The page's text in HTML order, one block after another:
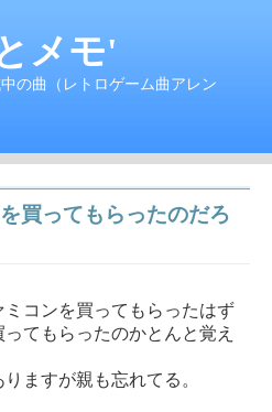
メモ'
の曲（レトロゲーム曲アレン
買ってもらったのだろ
コンを買ってもらったはず
てもらったのかとんと覚え
ますが親も忘れてる。